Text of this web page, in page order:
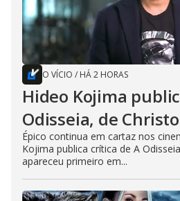
O VÍCIO / HÁ 2 HORAS
Hideo Kojima
Odisseia, de
Épico continua em cartaz nos
Kojima publica crítica de A
apareceu primeiro em...